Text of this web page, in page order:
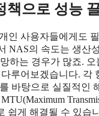
으로 성능
인 사용자들에게도
NAS의 속도는 생산
하는 경우가 많죠.
루어보겠습니다. 각
바탕으로 실질적인
쉽게 해결될 수 있습